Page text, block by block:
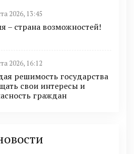
2026, 13:45
– страна возможностей!
2026, 16:12
решимость государства
свои интересы и
граждан